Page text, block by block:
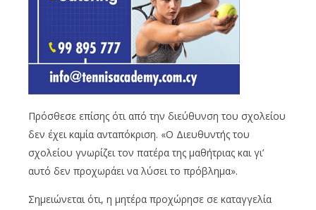
Πρόσθεσε επίσης ότι από την διεύθυνση του σχολείου
δεν έχει καμία ανταπόκριση. «Ο Διευθυντής του
σχολείου γνωρίζει τον πατέρα της μαθήτριας και γι’
αυτό δεν προχωράει να λύσει το πρόβλημα».
Σημειώνεται ότι, η μητέρα προχώρησε σε καταγγελία